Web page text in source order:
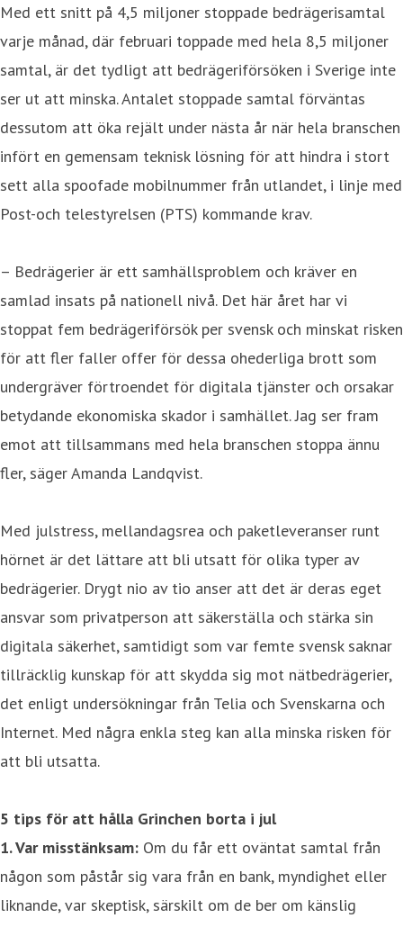
Med ett snitt på 4,5 miljoner stoppade bedrägerisamtal
varje månad, där februari toppade med hela 8,5 miljoner
samtal, är det tydligt att bedrägeriförsöken i Sverige inte
ser ut att minska. Antalet stoppade samtal förväntas
dessutom att öka rejält under nästa år när hela branschen
infört en gemensam teknisk lösning för att hindra i stort
sett alla spoofade mobilnummer från utlandet, i linje med
Post-och telestyrelsen (PTS) kommande krav.
– Bedrägerier är ett samhällsproblem och kräver en
samlad insats på nationell nivå. Det här året har vi
stoppat fem bedrägeriförsök per svensk och minskat risken
för att fler faller offer för dessa ohederliga brott som
undergräver förtroendet för digitala tjänster och orsakar
betydande ekonomiska skador i samhället. Jag ser fram
emot att tillsammans med hela branschen stoppa ännu
fler, säger Amanda Landqvist.
Med julstress, mellandagsrea och paketleveranser runt
hörnet är det lättare att bli utsatt för olika typer av
bedrägerier. Drygt nio av tio anser att det är deras eget
ansvar som privatperson att säkerställa och stärka sin
digitala säkerhet, samtidigt som var femte svensk saknar
tillräcklig kunskap för att skydda sig mot nätbedrägerier,
det enligt undersökningar från Telia och Svenskarna och
Internet. Med några enkla steg kan alla minska risken för
att bli utsatta.
5 tips för att hålla Grinchen borta i jul
1. Var misstänksam: Om du får ett oväntat samtal från
någon som påstår sig vara från en bank, myndighet eller
liknande, var skeptisk, särskilt om de ber om känslig